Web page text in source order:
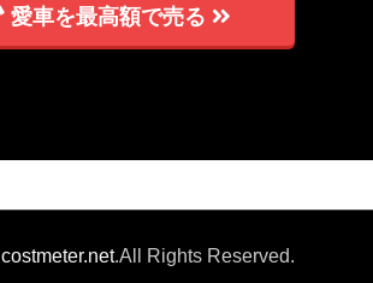
愛車を最高額で売る
costmeter.net.All Rights Reserved.